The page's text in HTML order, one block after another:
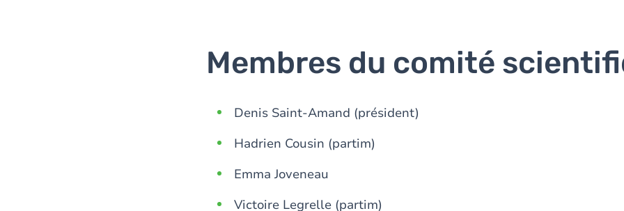
Membres du comité
Denis Saint-Amand (président)
Hadrien Cousin (partim)
Emma Joveneau
Victoire Legrelle (partim)